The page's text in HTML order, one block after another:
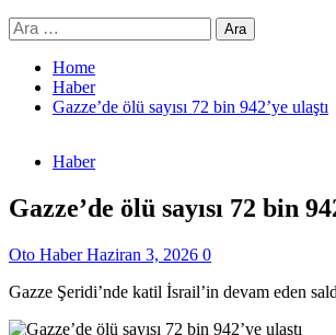
Home
Haber
Gazze’de ölü sayısı 72 bin 942’ye ulaştı
Haber
Gazze’de ölü sayısı 72 bin
Oto HaberHaziran 3, 2026 0
Gazze Şeridi’nde katil İsrail’in devam eden